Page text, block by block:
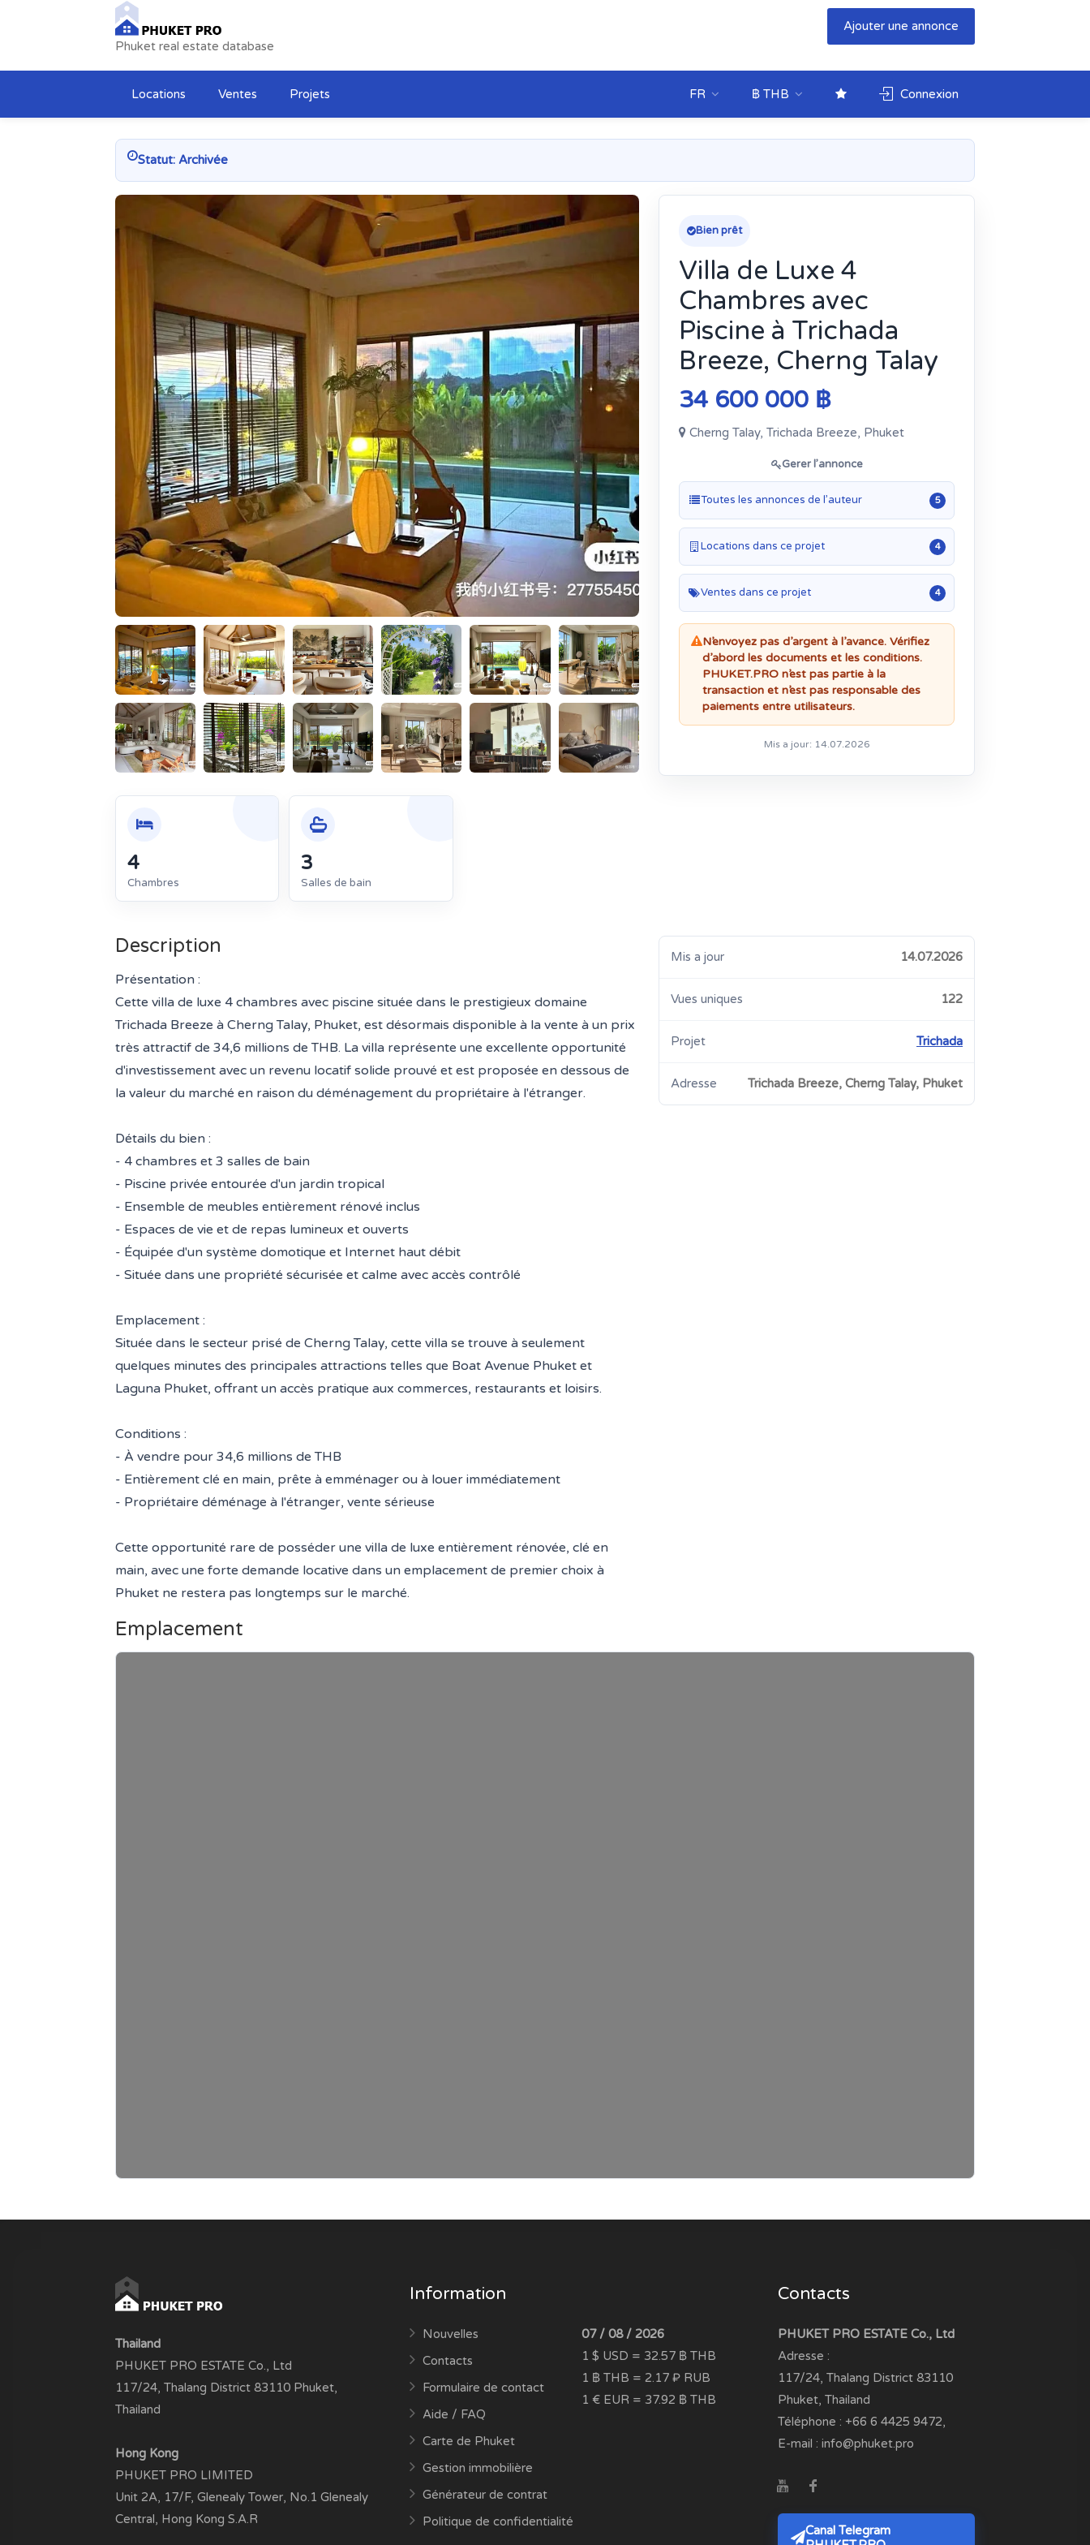
Phuket real estate database
Ajouter une annonce
Locations Ventes Projets Connexion
฿ THB
FR
Statut: Archivée
Bien prêt
Villa de Luxe 4
Chambres avec
Piscine à Trichada
Breeze, Cherng Talay
34 600 000 ฿
Cherng Talay, Trichada Breeze, Phuket
Gerer l’annonce
Toutes les annonces de l’auteur 5
Locations dans ce projet 4
Ventes dans ce projet 4
N’envoyez pas d’argent à l’avance. Vérifiez
d’abord les documents et les conditions.
PHUKET.PRO n’est pas partie à la
transaction et n’est pas responsable des
paiements entre utilisateurs.
Mis a jour: 14.07.2026
4
Chambres
3
Salles de bain
Description
Présentation :
Cette villa de luxe 4 chambres avec piscine située dans le prestigieux domaine
Trichada Breeze à Cherng Talay, Phuket, est désormais disponible à la vente à un prix
très attractif de 34,6 millions de THB. La villa représente une excellente opportunité
d'investissement avec un revenu locatif solide prouvé et est proposée en dessous de
la valeur du marché en raison du déménagement du propriétaire à l'étranger.
Détails du bien :
- 4 chambres et 3 salles de bain
- Piscine privée entourée d'un jardin tropical
- Ensemble de meubles entièrement rénové inclus
- Espaces de vie et de repas lumineux et ouverts
- Équipée d'un système domotique et Internet haut débit
- Située dans une propriété sécurisée et calme avec accès contrôlé
Emplacement :
Située dans le secteur prisé de Cherng Talay, cette villa se trouve à seulement
quelques minutes des principales attractions telles que Boat Avenue Phuket et
Laguna Phuket, offrant un accès pratique aux commerces, restaurants et loisirs.
Conditions :
- À vendre pour 34,6 millions de THB
- Entièrement clé en main, prête à emménager ou à louer immédiatement
- Propriétaire déménage à l'étranger, vente sérieuse
Cette opportunité rare de posséder une villa de luxe entièrement rénovée, clé en
main, avec une forte demande locative dans un emplacement de premier choix à
Phuket ne restera pas longtemps sur le marché.
Mis a jour 14.07.2026
Vues uniques 122
Projet Trichada
Adresse Trichada Breeze, Cherng Talay, Phuket
Emplacement
Thailand
PHUKET PRO ESTATE Co., Ltd
117/24, Thalang District 83110 Phuket,
Thailand
Hong Kong
PHUKET PRO LIMITED
Unit 2A, 17/F, Glenealy Tower, No.1 Glenealy
Central, Hong Kong S.A.R
Information
Nouvelles
Contacts
Formulaire de contact
Aide / FAQ
Carte de Phuket
Gestion immobilière
Générateur de contrat
Politique de confidentialité
07 / 08 / 2026
1 $ USD = 32.57 ฿ THB
1 ฿ THB = 2.17 ₽ RUB
1 € EUR = 37.92 ฿ THB
Contacts
PHUKET PRO ESTATE Co., Ltd
Adresse :
117/24, Thalang District 83110
Phuket, Thailand
Téléphone :+66 6 4425 9472,
E-mail :info@phuket.pro
Canal Telegram